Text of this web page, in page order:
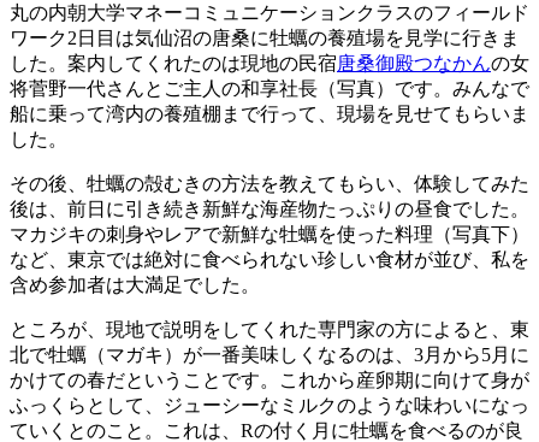
丸の内朝大学マネーコミュニケーションクラスのフィールド
ワーク2日目は気仙沼の唐桑に牡蠣の養殖場を見学に行きま
した。案内してくれたのは現地の民宿唐桑御殿つなかんの女
将菅野一代さんとご主人の和享社長（写真）です。みんなで
船に乗って湾内の養殖棚まで行って、現場を見せてもらいま
した。
その後、牡蠣の殻むきの方法を教えてもらい、体験してみた
後は、前日に引き続き新鮮な海産物たっぷりの昼食でした。
マカジキの刺身やレアで新鮮な牡蠣を使った料理（写真下）
など、東京では絶対に食べられない珍しい食材が並び、私を
含め参加者は大満足でした。
ところが、現地で説明をしてくれた専門家の方によると、東
北で牡蠣（マガキ）が一番美味しくなるのは、3月から5月に
かけての春だということです。これから産卵期に向けて身が
ふっくらとして、ジューシーなミルクのような味わいになっ
ていくとのこと。これは、Rの付く月に牡蠣を食べるのが良